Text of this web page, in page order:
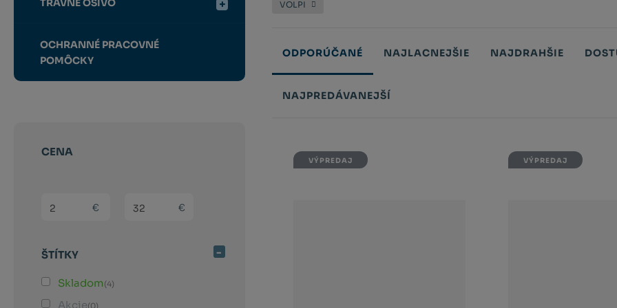
VOLPI
ODPORÚČANÉ NAJLACNEJŠIE NAJDRAHŠIE
NAJPREDÁVANEJŠÍ
VÝPREDAJ VÝPREDAJ
TRÁVNE OSIVO
OCHRANNÉ PRACOVNÉ
POMÔCKY
CENA
(sk) Min. hodnota
€
(sk) Max. hodnota €
ŠTÍTKY
Skladom(4)
Akcie